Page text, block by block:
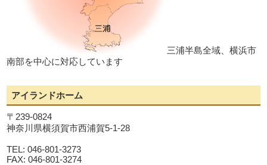
三浦半島全域、横浜市
南部を中心に対応しています
アイランドホーム
〒239-0824
神奈川県横須賀市西浦賀5-1-28
TEL: 046-801-3273
FAX: 046-801-3274